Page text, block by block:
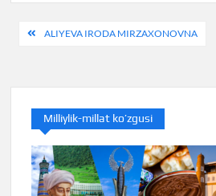
PostALIYEVA IRODA MIRZAXONOVNA
Milliylik-millat ko’zgusi